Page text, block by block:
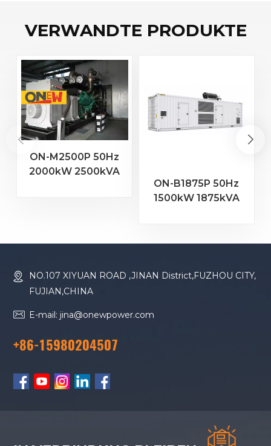
VERWANDTE PRODUKTE
ON-M2500P 50Hz
2000kW 2500kVA
ON-B1875P 50Hz
1500kW 1875kVA
Dieselgenerator
NO.107 XIYUAN ROAD ,JINAN District,FUZHOU CITY,
FUJIAN,CHINA
E-mail: jina@onewpower.com
+86-15980204507